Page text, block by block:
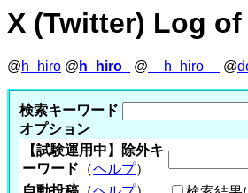
X (Twitter) Log of
@h_hiro @ h_hiro_ @ __h_hiro__ @
検索キーワード
オプション
【試験運用中】除外キ
ーワード （ヘルプ）